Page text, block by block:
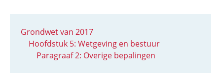
Grondwet van 2017
Hoofdstuk 5: Wetgeving en bestuur
Paragraaf 2: Overige bepalingen